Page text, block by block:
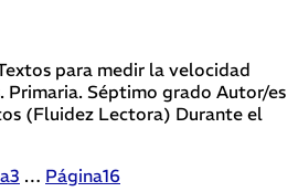
para medir la velocidad
Primaria. Séptimo grado Autor/es
(Fluidez Lectora) Durante el
3 … Página16